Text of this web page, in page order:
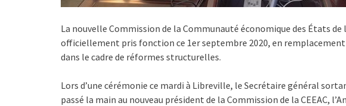
La nouvelle Commission de la Communauté économique des États de
officiellement pris fonction ce 1er septembre 2020, en
dans le cadre de réformes structurelles.
Lors d’une cérémonie ce mardi à Libreville, le Secrétaire général
passé la main au nouveau président de la Commission de la CEEAC,